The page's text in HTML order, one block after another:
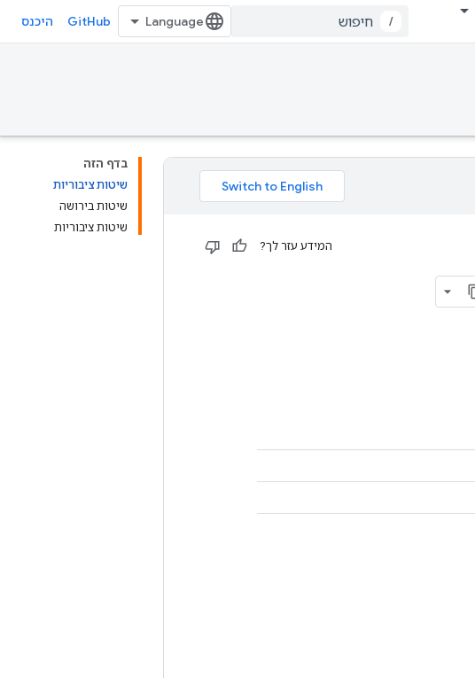
/
GitHub היכנס
בדף הזה
שיטות ציבוריות
שיטות בירושה
שיטות ציבוריות
המידע עזר לך?